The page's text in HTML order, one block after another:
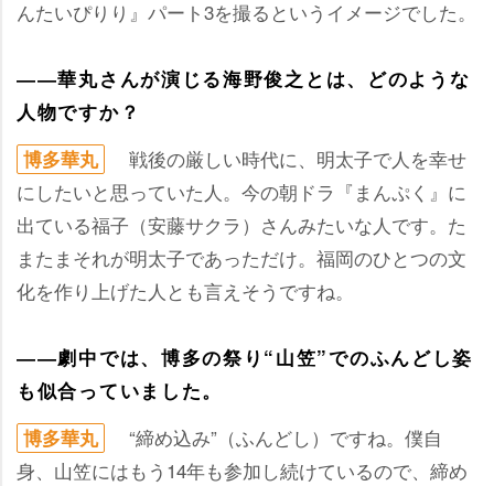
んたいぴりり』パート3を撮るというイメージでした。
――華丸さんが演じる海野俊之とは、どのような
人物ですか？
博多華丸
戦後の厳しい時代に、明太子で人を幸せ
にしたいと思っていた人。今の朝ドラ『まんぷく』に
出ている福子（安藤サクラ）さんみたいな人です。た
またまそれが明太子であっただけ。福岡のひとつの文
化を作り上げた人とも言えそうですね。
――劇中では、博多の祭り“山笠”でのふんどし姿
も似合っていました。
博多華丸
“締め込み”（ふんどし）ですね。僕自
身、山笠にはもう14年も参加し続けているので、締め